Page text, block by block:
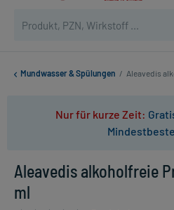
Mundwasser & Spülungen / Aleavedis
Nur für kurze Zeit:
Aleavedis alkoholfreie
ml